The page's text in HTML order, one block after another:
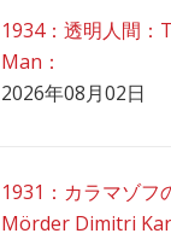
1934：透明人間
Man：
2026年08月02日
1931：カラマゾフ
Mörder Dimitri